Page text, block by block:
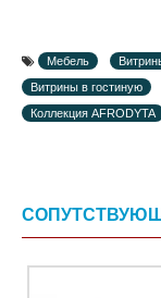
Мебель
Витрины в гостиную
Коллекция AFRODYTA